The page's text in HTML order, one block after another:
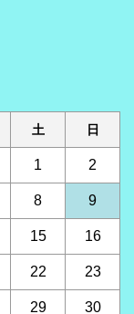
土 日
1 2
8 9
15 16
22 23
29 30